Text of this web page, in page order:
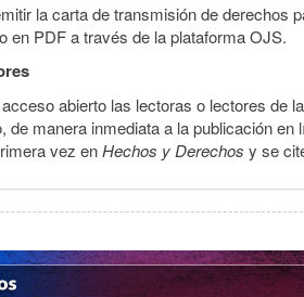
la carta de transmisión de
en PDF a través de la plataforma OJS.
abierto las lectoras o lectores de
de manera inmediata a la publicación
vez enHechos y Derechos y se